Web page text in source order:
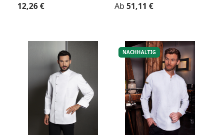
Regulärer Preis:
12,26 € Regulärer Preis:
Ab 51,11 €
NACHHALTIG